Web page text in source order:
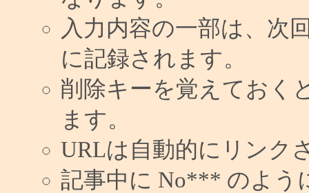
入力内容の一部は、次
に記録されます。
削除キーを覚えておく
ます。
URLは自動的にリンク
記事中に No*** のよう